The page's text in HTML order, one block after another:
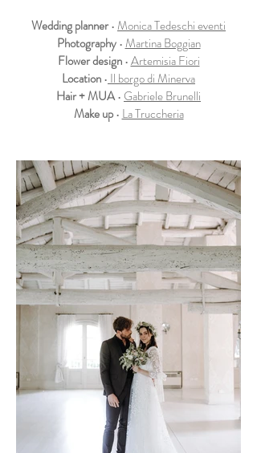
Wedding planner•Monica Tedeschi eventi
Photography•Martina Boggian
Flower design•Artemisia Fiori
Location• Il borgo di Minerva
Hair + MUA• Gabriele Brunelli
Make up• La Truccheria